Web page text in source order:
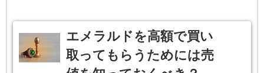
エメラルドを高額で買い
取ってもらうためには売